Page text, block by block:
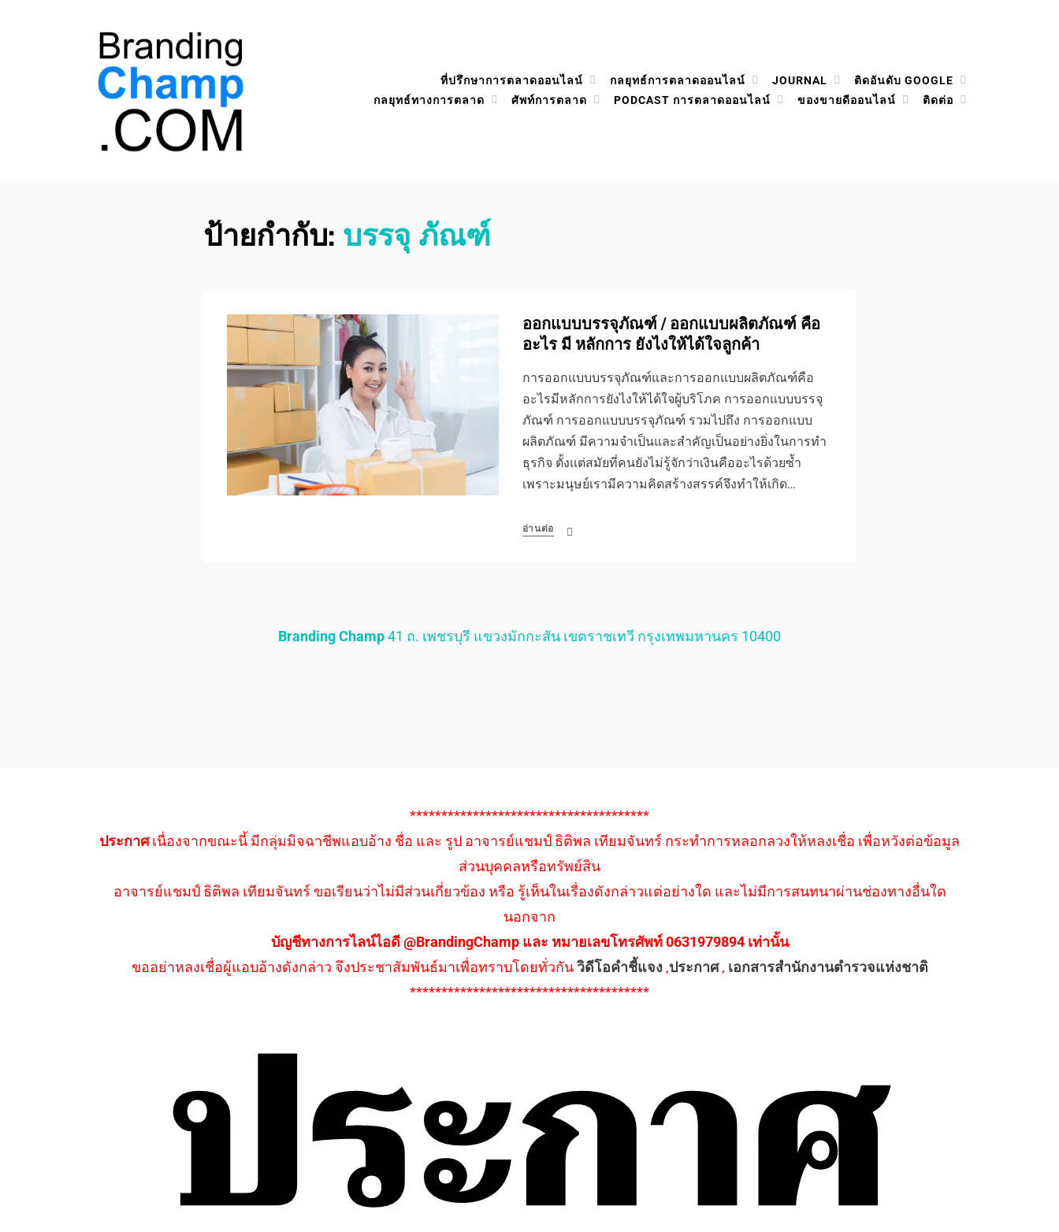
ที่ปรึกษาการตลาดออนไลน์ กลยุทธ์การตลาดออนไลน์ JOURNAL
ติดอันดับ GOOGLE
กลยุทธ์ทางการตลาด
ศัพท์การตลาด PODCAST การตลาดออนไลน์ ของขายดีออนไลน์ ติดต่อ
ป้ายกำกับ: บรรจุ ภัณฑ์
ออกแบบบรรจุภัณฑ์ / ออกแบบผลิตภัณฑ์ คือ
อะไร มี หลักการ ยังไงให้ได้ใจลูกค้า
การออกแบบบรรจุภัณฑ์และการออกแบบผลิตภัณฑ์คือ
อะไรมีหลักการยังไงให้ได้ใจผู้บริโภค การออกแบบบรรจุ
ภัณฑ์ การออกแบบบรรจุภัณฑ์ รวมไปถึง การออกแบบ
ผลิตภัณฑ์ มีความจำเป็นและสำคัญเป็นอย่างยิ่งในการทำ
ธุรกิจ ตั้งแต่สมัยที่คนยังไม่รู้จักว่าเงินคืออะไรด้วยซ้ำ
เพราะมนุษย์เรามีความคิดสร้างสรรค์จึงทำให้เกิด…
อ่านต่อ
Branding Champ41 ถ. เพชรบุรี แขวงมักกะสัน เขตราชเทวี กรุงเทพมหานคร 10400
**************************************
ประกาศเนื่องจากขณะนี้ มีกลุ่มมิจฉาชีพแอบอ้าง ชื่อ และ รูป อาจารย์แชมป์ ธิติพล เทียมจันทร์ กระทำการหลอกลวงให้หลงเชื่อ เพื่อหวังต่อข้อมูล
ส่วนบุคคลหรือทรัพย์สิน
อาจารย์แชมป์ ธิติพล เทียมจันทร์ ขอเรียนว่าไม่มีส่วนเกี่ยวข้อง หรือ รู้เห็นในเรื่องดังกล่าวแต่อย่างใด และไม่มีการสนทนาผ่านช่องทางอื่นใด
นอกจาก
บัญชีทางการไลน์ไอดี @BrandingChamp และ หมายเลขโทรศัพท์ 0631979894 เท่านั้น
ขออย่าหลงเชื่อผู้แอบอ้างดังกล่าว จึงประชาสัมพันธ์มาเพื่อทราบโดยทั่วกันวิดีโอคำชี้แจง,ประกาศ, เอกสารสำนักงานตำรวจแห่งชาติ
**************************************